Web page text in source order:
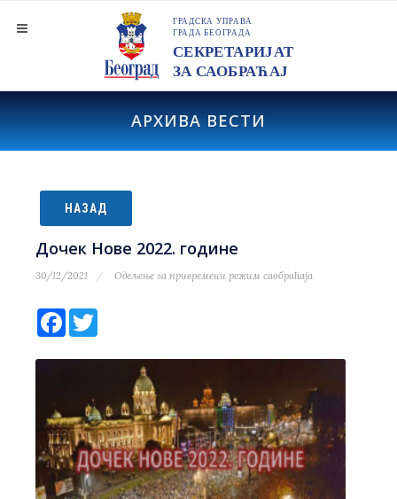
АРХИВА ВЕСТИ
НАЗАД
Дочек Нове 2022. године
30/12/2021 Одељење за привремени режим саобраћаја
Facebook